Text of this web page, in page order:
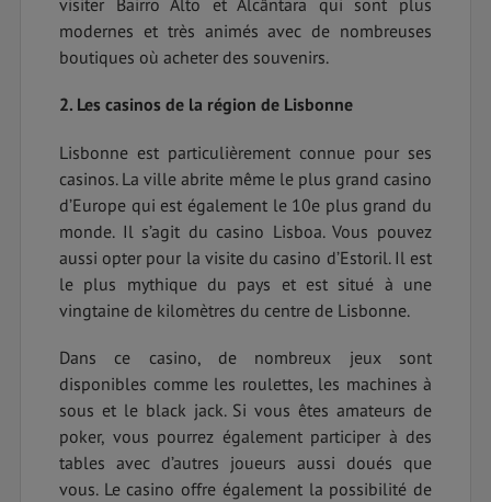
visiter Bairro Alto et Alcântara qui sont plus
modernes et très animés avec de nombreuses
boutiques où acheter des souvenirs.
2. Les casinos de la région de Lisbonne
Lisbonne est particulièrement connue pour ses
casinos. La ville abrite même le plus grand casino
d’Europe qui est également le 10e plus grand du
monde. Il s’agit du casino Lisboa. Vous pouvez
aussi opter pour la visite du casino d’Estoril. Il est
le plus mythique du pays et est situé à une
vingtaine de kilomètres du centre de Lisbonne.
Dans ce casino, de nombreux jeux sont
disponibles comme les roulettes, les machines à
sous et le black jack. Si vous êtes amateurs de
poker, vous pourrez également participer à des
tables avec d’autres joueurs aussi doués que
vous. Le casino offre également la possibilité de